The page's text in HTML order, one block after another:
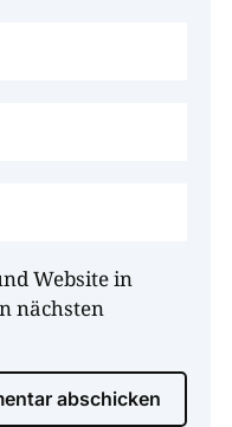
Website in
nächsten
abschicken